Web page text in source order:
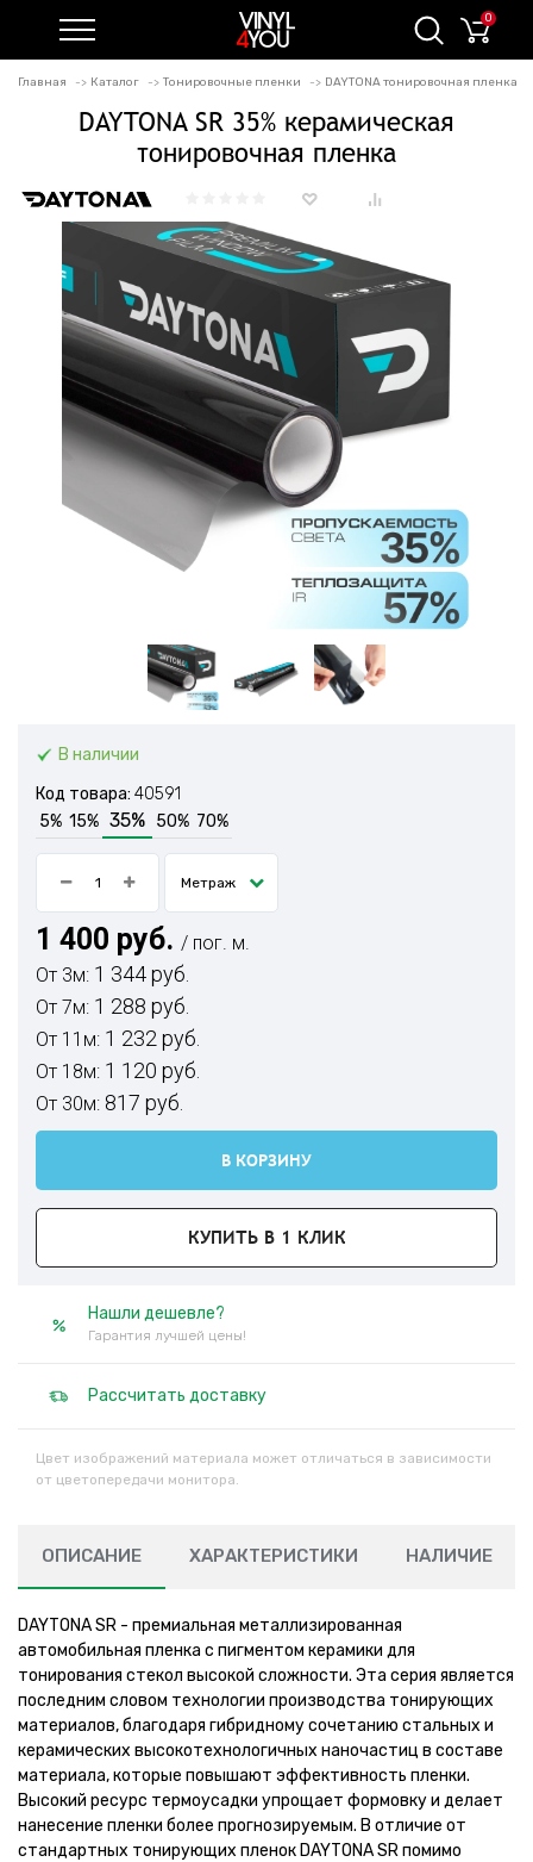
0
Главная Каталог Тонировочные пленки DAYTONA тонировочная пленка
DAYTONA SR 35% керамическая
тонировочная пленка
В наличии
Код товара: 40591
5% 15% 35% 50% 70%
Метраж
1 400 руб. / пог. м.
От 3м: 1 344 руб.
От 7м: 1 288 руб.
От 11м: 1 232 руб.
От 18м: 1 120 руб.
От 30м: 817 руб.
В КОРЗИНУ
КУПИТЬ В 1 КЛИК
Нашли дешевле?
Гарантия лучшей цены!
Рассчитать доставку
Цвет изображений материала может отличаться в зависимости
от цветопередачи монитора.
ОПИСАНИЕ ХАРАКТЕРИСТИКИ НАЛИЧИЕ
DAYTONA SR - премиальная металлизированная
автомобильная пленка с пигментом керамики для
тонирования стекол высокой сложности. Эта серия является
последним словом технологии производства тонирующих
материалов, благодаря гибридному сочетанию стальных и
керамических высокотехнологичных наночастиц в составе
материала, которые повышают эффективность пленки.
Высокий ресурс термоусадки упрощает формовку и делает
нанесение пленки более прогнозируемым. В отличие от
стандартных тонирующих пленок DAYTONA SR помимо